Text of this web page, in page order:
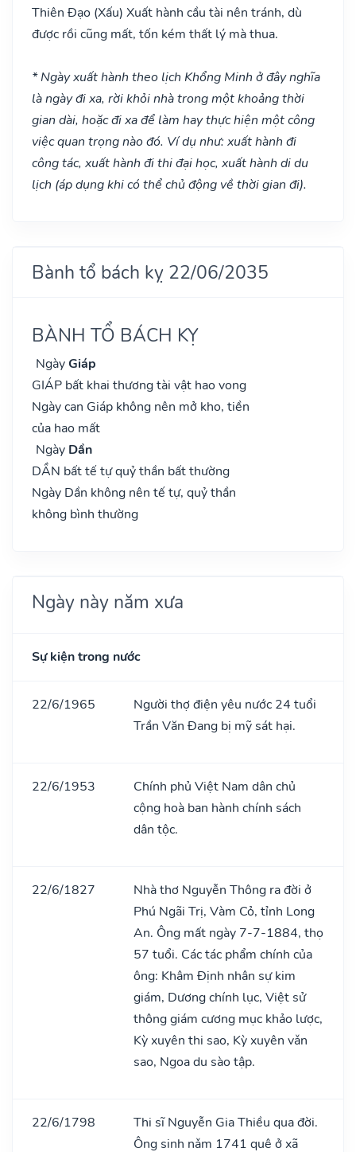
Thiên Đạo (Xấu) Xuất hành cầu tài nên tránh, dù
được rồi cũng mất, tốn kém thất lý mà thua.
* Ngày xuất hành theo lịch Khổng Minh ở đây nghĩa
là ngày đi xa, rời khỏi nhà trong một khoảng thời
gian dài, hoặc đi xa để làm hay thực hiện một công
việc quan trọng nào đó. Ví dụ như: xuất hành đi
công tác, xuất hành đi thi đại học, xuất hành di du
lịch (áp dụng khi có thể chủ động về thời gian đi).
Bành tổ bách kỵ 22/06/2035
BÀNH TỔ BÁCH KỴ
NgàyGiáp
GIÁP bất khai thương tài vật hao vong
Ngày can Giáp không nên mở kho, tiền
của hao mất
Ngày Dần
DẦN bất tế tự quỷ thần bất thường
Ngày Dần không nên tế tự, quỷ thần
không bình thường
Ngày này năm xưa
Sự kiện trong nước
22/6/1965
Người thợ điện yêu nước 24 tuổi
Trần Văn Đang bị mỹ sát hại.
22/6/1953
Chính phủ Việt Nam dân chủ
cộng hoà ban hành chính sách
dân tộc.
22/6/1827
Nhà thơ Nguyễn Thông ra đời ở
Phú Ngãi Trị, Vàm Cỏ, tỉnh Long
An. Ông mất ngày 7-7-1884, thọ
57 tuổi. Các tác phẩm chính của
ông: Khâm Định nhân sự kim
giám, Dương chính lục, Việt sử
thông giám cương mục khảo lược,
Kỳ xuyên thi sao, Kỳ xuyên vǎn
sao, Ngoa du sào tập.
22/6/1798
Thi sĩ Nguyễn Gia Thiều qua đời.
Ông sinh nǎm 1741 quê ở xã